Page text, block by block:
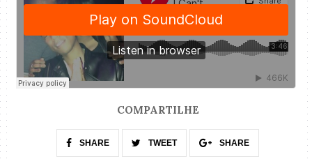
COMPARTILHE
SHARE TWEET SHARE